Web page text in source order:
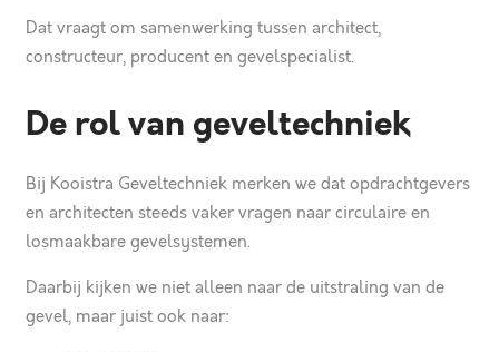
Dat vraagt om samenwerking tussen architect,
constructeur, producent en gevelspecialist.
De rol van geveltechniek
Bij Kooistra Geveltechniek merken we dat opdrachtgevers
en architecten steeds vaker vragen naar circulaire en
losmaakbare gevelsystemen.
Daarbij kijken we niet alleen naar de uitstraling van de
gevel, maar juist ook naar: